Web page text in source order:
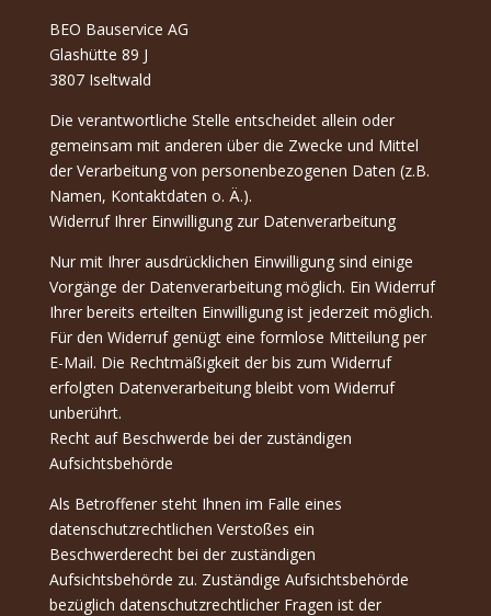
BEO Bauservice AG
Glashütte 89 J
3807 Iseltwald
Die verantwortliche Stelle entscheidet allein oder
gemeinsam mit anderen über die Zwecke und Mittel
der Verarbeitung von personenbezogenen Daten (z.B.
Namen, Kontaktdaten o. Ä.).
Widerruf Ihrer Einwilligung zur Datenverarbeitung
Nur mit Ihrer ausdrücklichen Einwilligung sind einige
Vorgänge der Datenverarbeitung möglich. Ein Widerruf
Ihrer bereits erteilten Einwilligung ist jederzeit möglich.
Für den Widerruf genügt eine formlose Mitteilung per
E-Mail. Die Rechtmäßigkeit der bis zum Widerruf
erfolgten Datenverarbeitung bleibt vom Widerruf
unberührt.
Recht auf Beschwerde bei der zuständigen
Aufsichtsbehörde
Als Betroffener steht Ihnen im Falle eines
datenschutzrechtlichen Verstoßes ein
Beschwerderecht bei der zuständigen
Aufsichtsbehörde zu. Zuständige Aufsichtsbehörde
bezüglich datenschutzrechtlicher Fragen ist der